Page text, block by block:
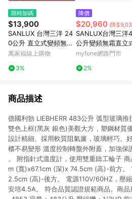
限時加碼
$13,900
SANLUX 台灣三洋 24
0公升 直立式變頻無霜
冷凍櫃 WLK-238VF
萬家福線上購物
3%
降價
$20,960 (降
SANLUX台灣三洋
公升變頻無霜直立
凍櫃SCR-V418GF(
myfone網路門市
2%
商品描述
德國利勃 LIEBHERR 483公升 弧型玻璃
雙色上框(黑灰 銀色)美觀大方，塑鋼材質
設計精細、採用軟質阻氣簾，玻璃輕巧、
櫃不易變形 溫度控制轉盤外附蓋，加強保
。 附指針式溫度計，使用雙重鑄工輪子
m (寬)x67.1cm (深)x 74.5cm (高)-前方。
2.5cm (高)-後方。 電源110V/60HZ，壓
安培4.5A。 符合品質認證規範商品。商